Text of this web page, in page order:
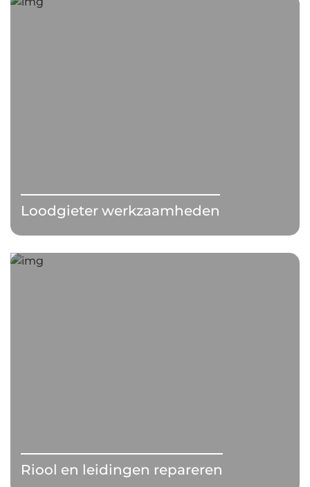
Loodgieter werkzaamheden
Riool en leidingen repareren